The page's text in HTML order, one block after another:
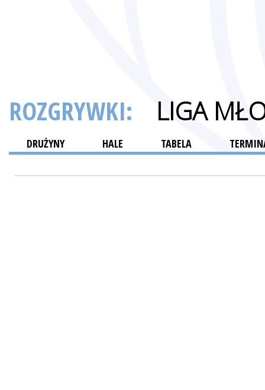
ROZGRYWKI: LIGA
DRUŻYNY HALE TABELA